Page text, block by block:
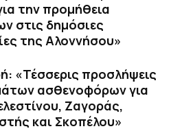
την προμήθεια
στις δημόσιες
της Αλοννήσου»
«Τέσσερις προσλήψεις
ασθενοφόρων για
Ζαγοράς,
και Σκοπέλου»